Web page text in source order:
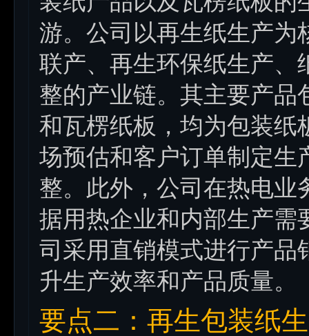
游。公司以再生纸生产为
联产、再生环保纸生产、
整的产业链。其主要产品
和瓦楞纸板，均为包装纸
场预估和客户订单制定生
整。此外，公司在热电业
据用热企业和内部生产需
司采用直销模式进行产品
升生产效率和产品质量。
要点二：再生包装纸